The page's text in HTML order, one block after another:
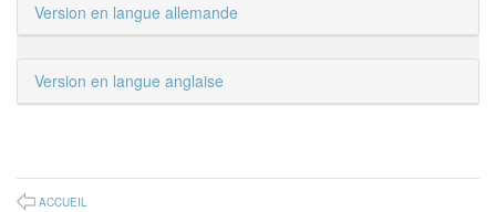
Version en langue allemande
Version en langue anglaise
ACCUEIL